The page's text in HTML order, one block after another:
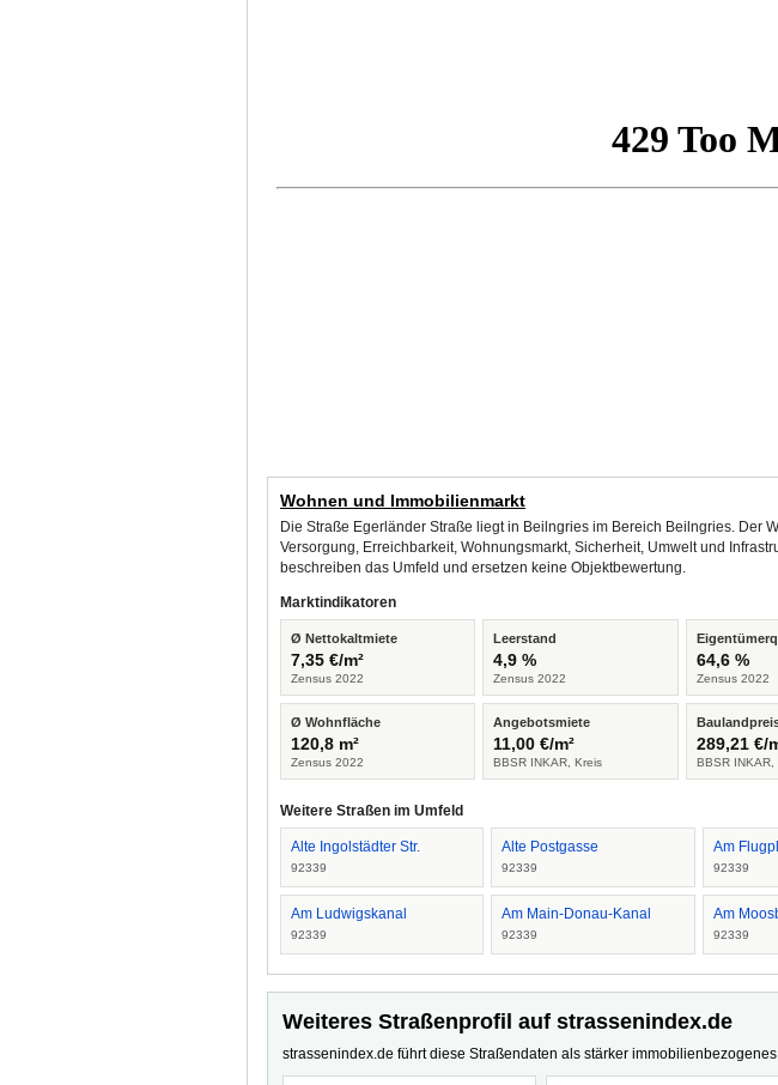
Wohnen und Immobilienmarkt
Die Straße Egerländer Straße liegt in Beilngries im Bereich Beilngries. Der
Versorgung, Erreichbarkeit, Wohnungsmarkt, Sicherheit, Umwelt und
beschreiben das Umfeld und ersetzen keine Objektbewertung.
Marktindikatoren
Ø Nettokaltmiete
7,35 €/m²
Zensus 2022
Leerstand
4,9 %
Zensus 2022
64,6 %
Zensus 2022
Ø Wohnfläche
120,8 m²
Zensus 2022
Angebotsmiete
11,00 €/m²
BBSR INKAR, Kreis
289,21 €/
BBSR INKAR,
Weitere Straßen im Umfeld
Alte Ingolstädter Str.
92339
Alte Postgasse
92339
Am
92339
Am Ludwigskanal
92339
Am Main-Donau-Kanal
92339
Am
92339
Weiteres Straßenprofil auf strassenindex.de
strassenindex.de führt diese Straßendaten als stärker